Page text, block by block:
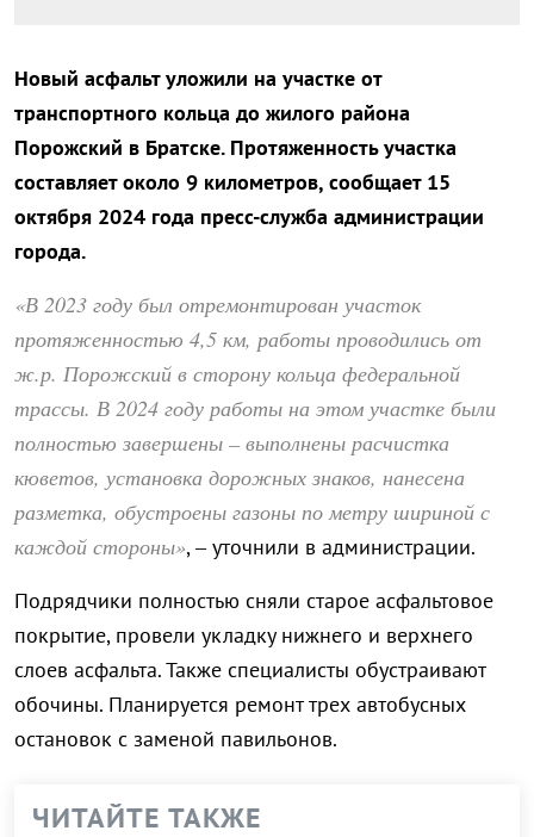
Новый асфальт уложили на участке от
транспортного кольца до жилого района
Порожский в Братске. Протяженность участка
составляет около 9 километров, сообщает 15
октября 2024 года пресс-служба администрации
города.
«В 2023 году был отремонтирован участок
протяженностью 4,5 км, работы проводились от
ж.р. Порожский в сторону кольца федеральной
трассы. В 2024 году работы на этом участке были
полностью завершены – выполнены расчистка
кюветов, установка дорожных знаков, нанесена
разметка, обустроены газоны по метру шириной с
каждой стороны», – уточнили в администрации.
Подрядчики полностью сняли старое асфальтовое
покрытие, провели укладку нижнего и верхнего
слоев асфальта. Также специалисты обустраивают
обочины. Планируется ремонт трех автобусных
остановок с заменой павильонов.
ЧИТАЙТЕ ТАКЖЕ